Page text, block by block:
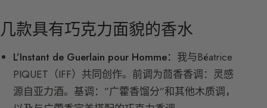
几款具有巧克力面貌的香水
L’Instant de Guerlain pour Homme： 我与Béatrice
PIQUET（IFF）共同创作。前调为茴香香调：灵感
源自亚力酒。基调：”广藿香馏分”和其他木质调，